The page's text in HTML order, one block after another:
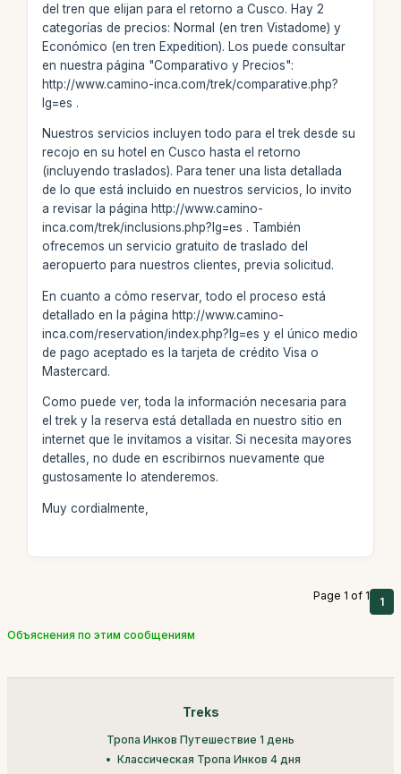
del tren que elijan para el retorno a Cusco. Hay 2
categorías de precios: Normal (en tren Vistadome) y
Económico (en tren Expedition). Los puede consultar
en nuestra página "Comparativo y Precios":
http://www.camino-inca.com/trek/comparative.php?
lg=es .
Nuestros servicios incluyen todo para el trek desde su
recojo en su hotel en Cusco hasta el retorno
(incluyendo traslados). Para tener una lista detallada
de lo que está incluido en nuestros servicios, lo invito
a revisar la página http://www.camino-
inca.com/trek/inclusions.php?lg=es . También
ofrecemos un servicio gratuito de traslado del
aeropuerto para nuestros clientes, previa solicitud.
En cuanto a cómo reservar, todo el proceso está
detallado en la página http://www.camino-
inca.com/reservation/index.php?lg=es y el único medio
de pago aceptado es la tarjeta de crédito Visa o
Mastercard.
Como puede ver, toda la información necesaria para
el trek y la reserva está detallada en nuestro sitio en
internet que le invitamos a visitar. Si necesita mayores
detalles, no dude en escribirnos nuevamente que
gustosamente lo atenderemos.
Muy cordialmente,
Page 1 of 1 1
Объяснения по этим сообщениям
Treks
Тропа Инков Путешествие 1 день
Классическая Тропа Инков 4 дня